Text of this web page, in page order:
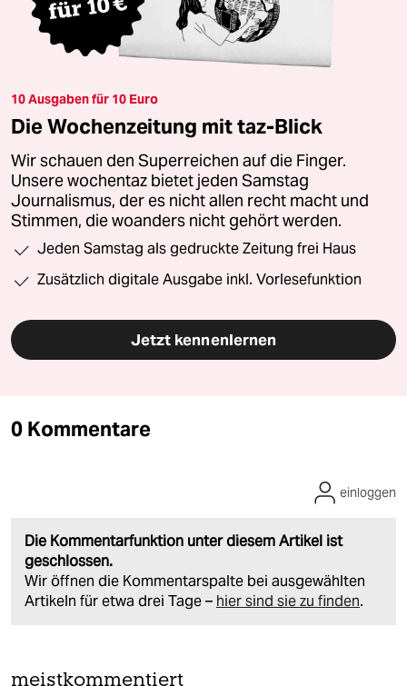
10 Ausgaben für 10 Euro
Die Wochenzeitung mit taz-Blick
Wir schauen den Superreichen auf die Finger.
Unsere wochentaz bietet jeden Samstag
Journalismus, der es nicht allen recht macht und
Stimmen, die woanders nicht gehört werden.
Jeden Samstag als gedruckte Zeitung frei Haus
Zusätzlich digitale Ausgabe inkl. Vorlesefunktion
Jetzt kennenlernen
0 Kommentare
Die Kommentarfunktion unter diesem Artikel ist
geschlossen.
Wir öffnen die Kommentarspalte bei ausgewählten
Artikeln für etwa drei Tage – hier sind sie zu finden.
einloggen
meistkommentiert